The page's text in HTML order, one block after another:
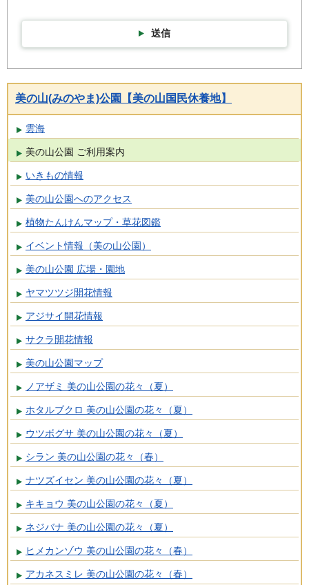
送信
美の山(みのやま)公園【美の山国民休養地】
雲海
美の山公園 ご利用案内
いきもの情報
美の山公園へのアクセス
植物たんけんマップ・草花図鑑
イベント情報（美の山公園）
美の山公園 広場・園地
ヤマツツジ開花情報
アジサイ開花情報
サクラ開花情報
美の山公園マップ
ノアザミ 美の山公園の花々（夏）
ホタルブクロ 美の山公園の花々（夏）
ウツボグサ 美の山公園の花々（夏）
シラン 美の山公園の花々（春）
ナツズイセン 美の山公園の花々（夏）
キキョウ 美の山公園の花々（夏）
ネジバナ 美の山公園の花々（夏）
ヒメカンゾウ 美の山公園の花々（春）
アカネスミレ 美の山公園の花々（春）